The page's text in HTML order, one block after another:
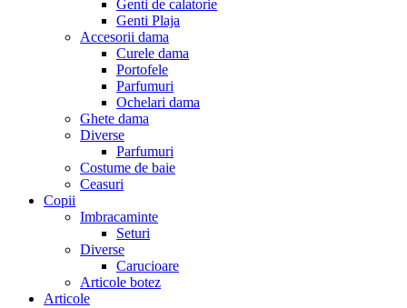
Genti de calatorie
Genti Plaja
Accesorii dama
Curele dama
Portofele
Parfumuri
Ochelari dama
Ghete dama
Diverse
Parfumuri
Costume de baie
Ceasuri
Copii
Imbracaminte
Seturi
Diverse
Carucioare
Articole botez
Articole